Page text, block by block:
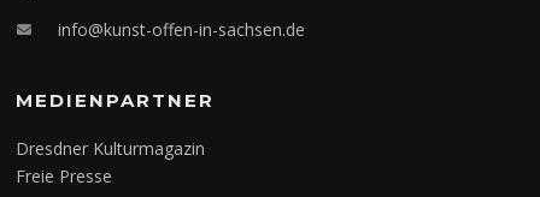
info@kunst-offen-in-sachsen.de
MEDIENPARTNER
Dresdner Kulturmagazin
Freie Presse